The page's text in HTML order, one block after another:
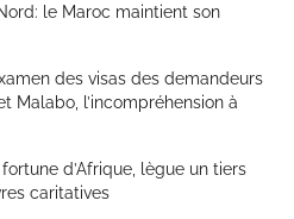
le Maroc maintient son
des visas des demandeurs
Malabo, l’incompréhension à
d’Afrique, lègue un tiers
caritatives